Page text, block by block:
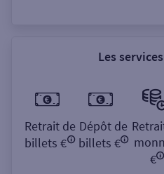
Les
Retrait de
billets €
Dépôt de
billets €
€